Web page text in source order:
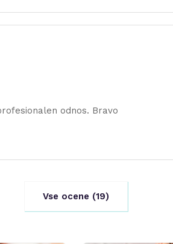
odnos. Bravo
Vse ocene (19)